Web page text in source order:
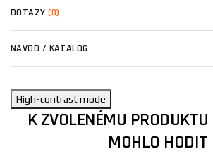
DOTAZY(0)
NÁVOD / KATALOG
High-contrast mode
K ZVOLENÉMU
MOHLO HODIT